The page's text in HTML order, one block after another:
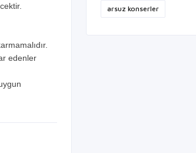
edenler
arsuz konserler